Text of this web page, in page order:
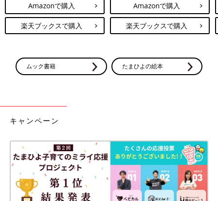
Amazonで購入
楽天ブックスで購入
Amazonで購入
楽天ブックスで購入
ムック書籍 たまひよの絵本
キャンペーン